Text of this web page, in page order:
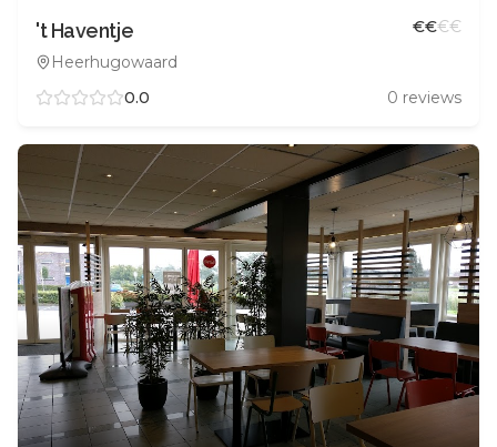
't Haventje
Heerhugowaard
€€€€
0.0 0 reviews